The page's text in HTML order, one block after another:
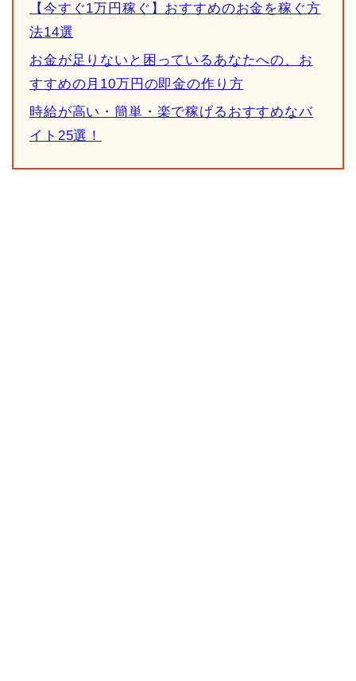
【今すぐ1万円稼ぐ】おすすめのお金を稼ぐ方
法14選
お金が足りないと困っているあなたへの、お
すすめの月10万円の即金の作り方
時給が高い・簡単・楽で稼げるおすすめなバ
イト25選！